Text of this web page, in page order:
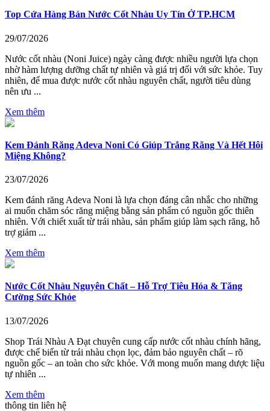
Top Cửa Hàng Bán Nước Cốt Nhàu Uy Tín Ở TP.HCM
29/07/2026
Nước cốt nhàu (Noni Juice) ngày càng được nhiều người lựa chọn
nhờ hàm lượng dưỡng chất tự nhiên và giá trị đối với sức khỏe. Tuy
nhiên, để mua được nước cốt nhàu nguyên chất, người tiêu dùng
nên ưu ...
Xem thêm
Kem Đánh Răng Adeva Noni Có Giúp Trắng Răng Và Hết Hôi
Miệng Không?
23/07/2026
Kem đánh răng Adeva Noni là lựa chọn đáng cân nhắc cho những
ai muốn chăm sóc răng miệng bằng sản phẩm có nguồn gốc thiên
nhiên. Với chiết xuất từ trái nhàu, sản phẩm giúp làm sạch răng, hỗ
trợ giảm ...
Xem thêm
Nước Cốt Nhàu Nguyên Chất – Hỗ Trợ Tiêu Hóa & Tăng
Cường Sức Khỏe
13/07/2026
Shop Trái Nhàu A Đạt chuyên cung cấp nước cốt nhàu chính hãng,
được chế biến từ trái nhàu chọn lọc, đảm bảo nguyên chất – rõ
nguồn gốc – an toàn cho sức khỏe. Với mong muốn mang dược liệu
tự nhiên ...
Xem thêm
thông tin liên hệ